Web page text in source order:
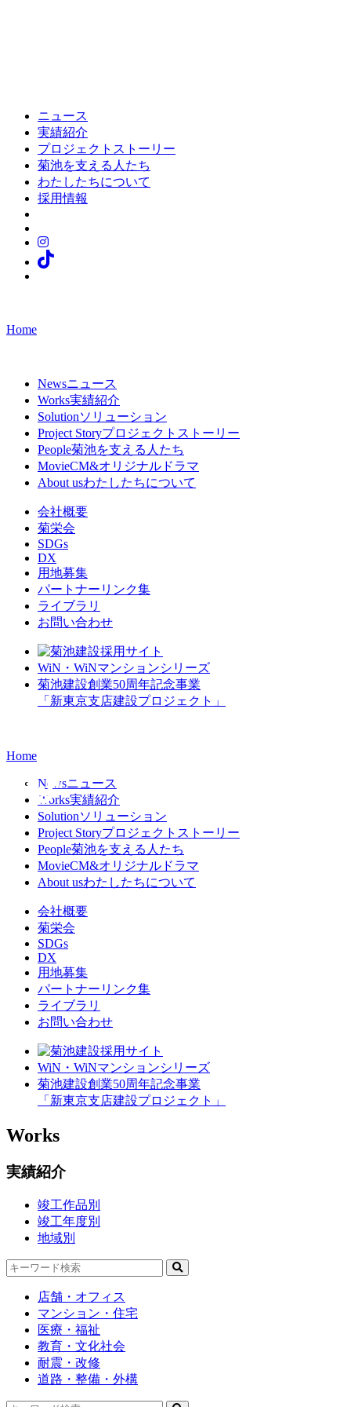
ニュース
実績紹介
プロジェクトストーリー
菊池を支える人たち
わたしたちについて
採用情報
Home
Newsニュース
Works実績紹介
Solutionソリューション
Project Storyプロジェクトストーリー
People菊池を支える人たち
MovieCM&オリジナルドラマ
About usわたしたちについて
会社概要
菊栄会
SDGs
DX
用地募集
パートナーリンク集
ライブラリ
お問い合わせ
WiN・WiNマンションシリーズ
菊池建設創業50周年記念事業
「新東京支店建設プロジェクト」
Home
Newsニュース
Works実績紹介
Solutionソリューション
Project Storyプロジェクトストーリー
People菊池を支える人たち
MovieCM&オリジナルドラマ
About usわたしたちについて
会社概要
菊栄会
SDGs
DX
用地募集
パートナーリンク集
ライブラリ
お問い合わせ
WiN・WiNマンションシリーズ
菊池建設創業50周年記念事業
「新東京支店建設プロジェクト」
Works
実績紹介
竣工作品別
竣工年度別
地域別
店舗・オフィス
マンション・住宅
医療・福祉
教育・文化社会
耐震・改修
道路・整備・外構